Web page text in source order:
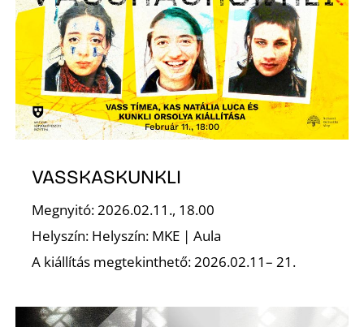
VASSKASKUNKLI
Megnyitó: 2026.02.11., 18.00
Helyszín: Helyszín: MKE | Aula
A kiállítás megtekinthető: 2026.02.11– 21.